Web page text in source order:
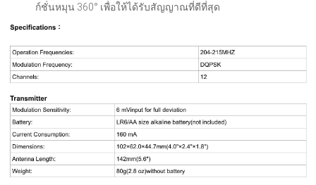
ก์ชั่นหมุน 360° เพื่อให้ได้รับสัญญาณที่ดีที่สุด